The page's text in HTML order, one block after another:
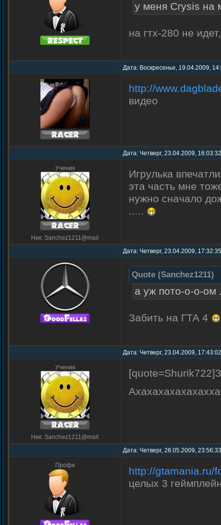
у меня Crysis на
на гтх-280 не
Дата: Воскресенье, 19.04.2009,
http://
видео
Дата: Четверг, 23.04.2009,
Ученик
Ник: Sanchez1211@mail
Игрулька
эта часть мне
нужно сначало
.....
Дата: Четверг, 23.04.2009,
Quote (Sanchez1211)
а уж пото-о-о-ом
Забить на ГТА 4
Дата: Четверг, 23.04.2009,
Ученик
Ник: Sanchez1211@mail
Дата: Четверг, 28.05.2009,
Профи
http://gtamania.ru/
целых 3